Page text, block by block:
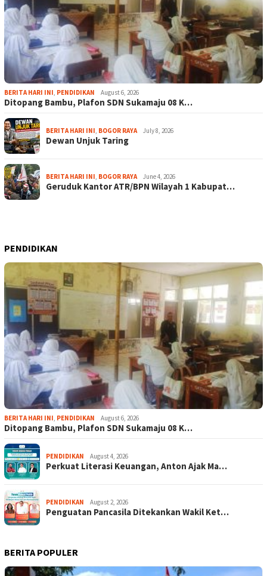
BERITA HARI INI, PENDIDIKAN August 6, 2026
Ditopang Bambu, Plafon SDN Sukamaju 08 K…
BERITA HARI INI, BOGOR RAYA July 8, 2026
Dewan Unjuk Taring
BERITA HARI INI, BOGOR RAYA June 4, 2026
Geruduk Kantor ATR/BPN Wilayah 1 Kabupat…
PENDIDIKAN
BERITA HARI INI, PENDIDIKAN August 6, 2026
Ditopang Bambu, Plafon SDN Sukamaju 08 K…
PENDIDIKAN August 4, 2026
Perkuat Literasi Keuangan, Anton Ajak Ma…
PENDIDIKAN August 2, 2026
Penguatan Pancasila Ditekankan Wakil Ket…
BERITA POPULER